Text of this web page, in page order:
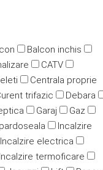
Balcon inchis
CATV
Centrala proprie
trifazic
Debara
Garaj
Gaz
Incalzire
Incalzire electrica
Incalzire termoficare